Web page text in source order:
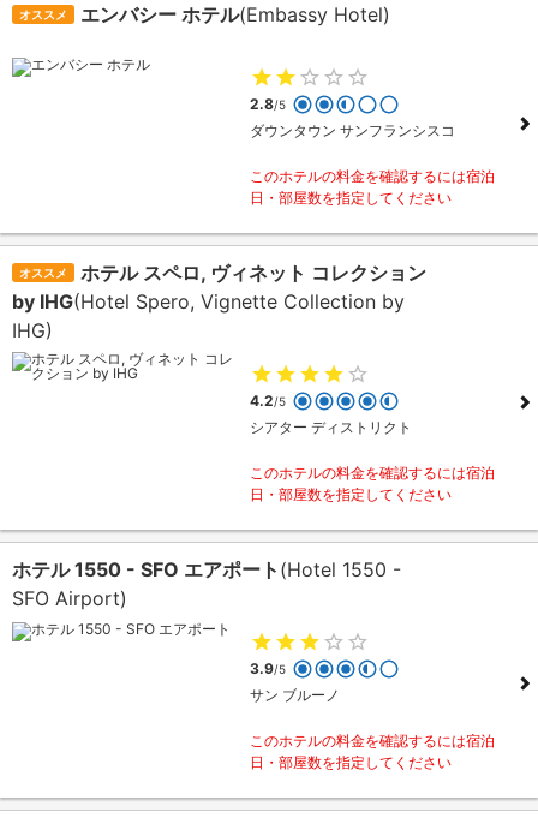
オススメ エンバシー ホテル(Embassy Hotel)
2.8/5
ダウンタウン サンフランシスコ
このホテルの料金を確認するには宿泊
日・部屋数を指定してください
オススメ
ホテル スペロ, ヴィネット コレクション
by IHG(Hotel Spero, Vignette Collection by
IHG)
4.2/5
シアター ディストリクト
このホテルの料金を確認するには宿泊
日・部屋数を指定してください
ホテル 1550 - SFO エアポート (Hotel 1550 -
SFO Airport)
3.9/5
サン ブルーノ
このホテルの料金を確認するには宿泊
日・部屋数を指定してください